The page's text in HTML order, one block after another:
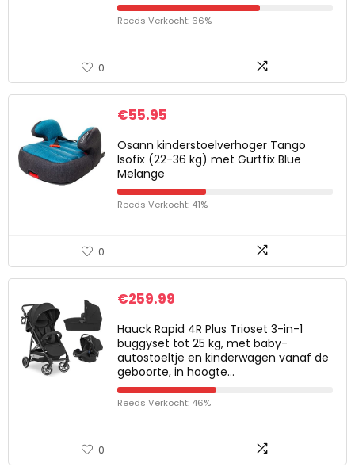
Reeds Verkocht: 66%
0
€55.95
Osann kinderstoelverhoger Tango
Isofix (22-36 kg) met Gurtfix Blue
Melange
Reeds Verkocht: 41%
0
€259.99
Hauck Rapid 4R Plus Trioset 3-in-1
buggyset tot 25 kg, met baby-
autostoeltje en kinderwagen vanaf de
geboorte, in hoogte…
Reeds Verkocht: 46%
0